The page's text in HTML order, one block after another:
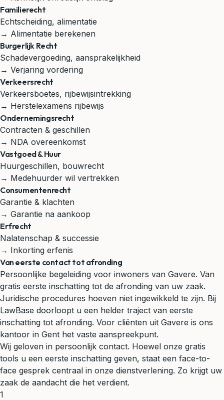
Familierecht
Echtscheiding, alimentatie
→ Alimentatie berekenen
Burgerlijk Recht
Schadevergoeding, aansprakelijkheid
→ Verjaring vordering
Verkeersrecht
Verkeersboetes, rijbewijsintrekking
→ Herstelexamens rijbewijs
Ondernemingsrecht
Contracten & geschillen
→ NDA overeenkomst
Vastgoed & Huur
Huurgeschillen, bouwrecht
→ Medehuurder wil vertrekken
Consumentenrecht
Garantie & klachten
→ Garantie na aankoop
Erfrecht
Nalatenschap & successie
→ Inkorting erfenis
Van eerste contact tot afronding
Persoonlijke begeleiding voor inwoners van Gavere. Van
gratis eerste inschatting tot de afronding van uw zaak.
Juridische procedures hoeven niet ingewikkeld te zijn. Bij
LawBase doorloopt u een helder traject van eerste
inschatting tot afronding. Voor cliënten uit Gavere is ons
kantoor in Gent het vaste aanspreekpunt.
Wij geloven in persoonlijk contact. Hoewel onze gratis
tools u een eerste inschatting geven, staat een face-to-
face gesprek centraal in onze dienstverlening. Zo krijgt uw
zaak de aandacht die het verdient.
1